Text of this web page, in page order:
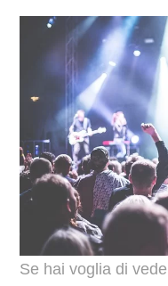
Se hai voglia di